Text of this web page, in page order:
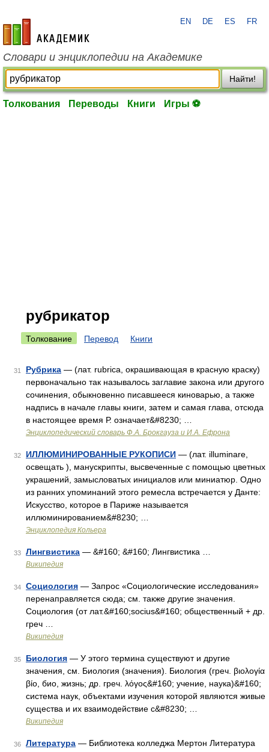
academic.ru
EN DE ES FR
Словари и энциклопедии на Академике
Найти!
Толкования Переводы Книги Игры ⚽
рубрикатор
Толкование Перевод Книги
31 Рубрика — (лат. rubrica, окрашивающая в красную краску)
первоначально так называлось заглавие закона или другого
сочинения, обыкновенно писавшееся киноварью, а также
надпись в начале главы книги, затем и самая глава, отсюда
в настоящее время Р. означает&#8230; …
Энциклопедический словарь Ф.А. Брокгауза и И.А. Ефрона
32 ИЛЛЮМИНИРОВАННЫЕ РУКОПИСИ — (лат. illuminare,
освещать ), манускрипты, высвеченные с помощью цветных
украшений, замысловатых инициалов или миниатюр. Одно
из ранних упоминаний этого ремесла встречается у Данте:
Искусство, которое в Париже называется
иллюминированием&#8230; …
Энциклопедия Кольера
33 Лингвистика — &#160; &#160; Лингвистика …
Википедия
34 Социология — Запрос «Социологические исследования»
перенаправляется сюда; см. также другие значения.
Социология (от лат.&#160;socius&#160; общественный + др.
греч …
Википедия
35 Биология — У этого термина существуют и другие
значения, см. Биология (значения). Биология (греч. βιολογία
βίο, био, жизнь; др. греч. λόγος&#160; учение, наука)&#160;
система наук, объектами изучения которой являются живые
существа и их взаимодействие с&#8230; …
Википедия
36 Литература — Библиотека колледжа Мертон Литература